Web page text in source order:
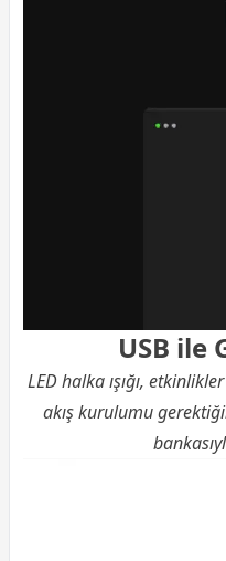
USB ile
LED halka ışığı,
akış kurulumu